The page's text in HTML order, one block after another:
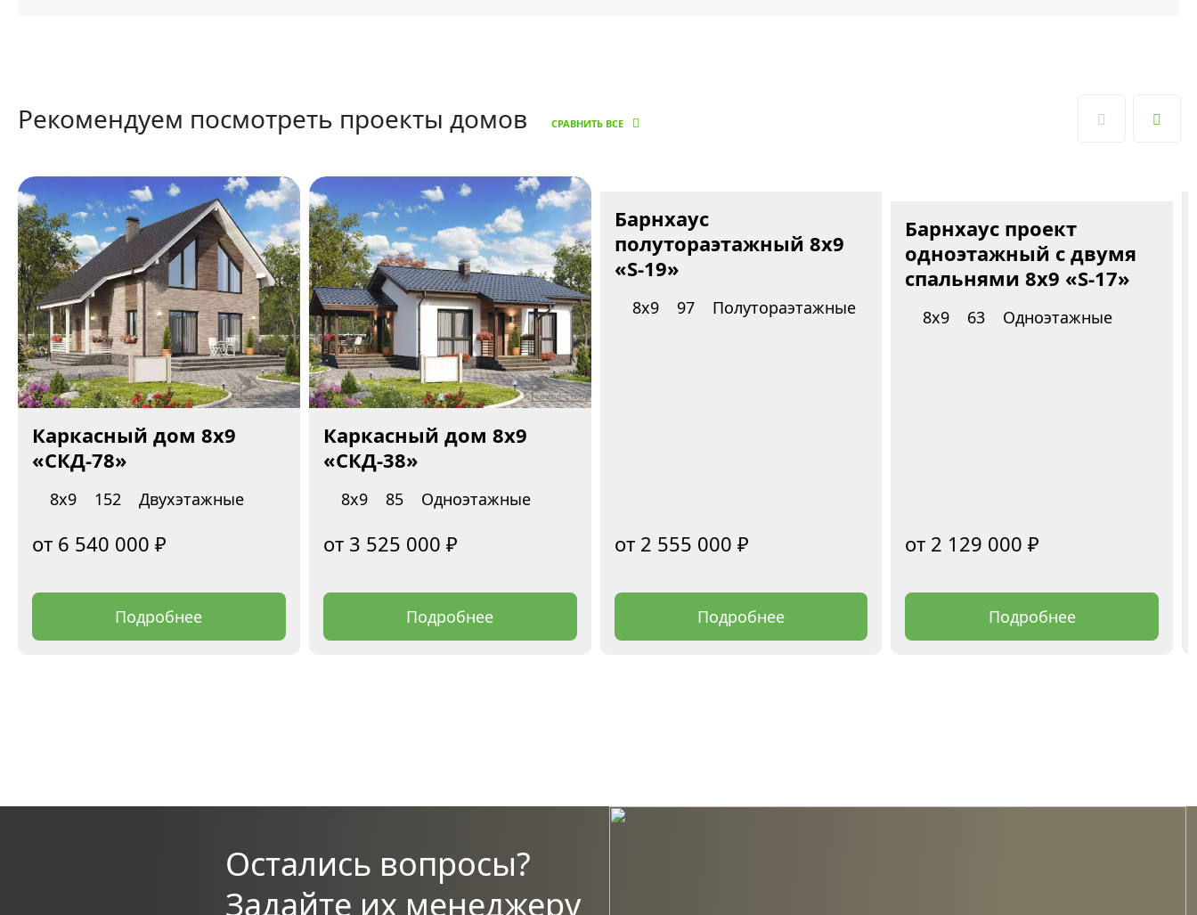
Рекомендуем посмотреть проекты домов СРАВНИТЬ ВСЕ
Каркасный дом 8x9
«СКД-78»
8х9 152 Двухэтажные
6 540 000 ₽
Подробнее
Каркасный дом 8x9
«СКД-38»
8х9 85 Одноэтажные
3 525 000 ₽
Подробнее
Барнхаус
полутораэтажный 8x9
«S-19»
8х9 97 Полутораэтажные
2 555 000 ₽
Подробнее
Барнхаус проект
одноэтажный с двумя
спальнями 8x9 «S-17»
8х9 63 Одноэтажные
2 129 000₽
Подробнее
Остались вопросы?
Задайте их менеджеру